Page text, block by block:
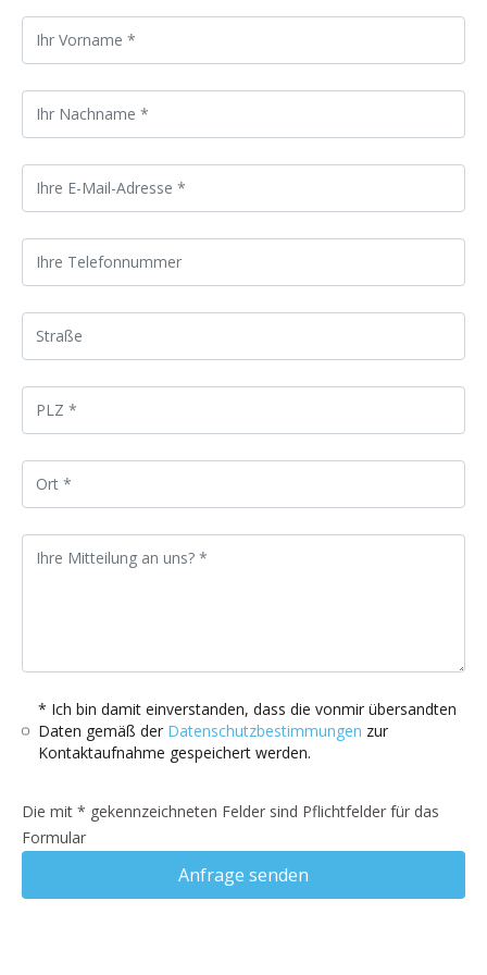
* Ich bin damit einverstanden, dass die vonmir übersandten
Daten gemäß der Datenschutzbestimmungen zur
Kontaktaufnahme gespeichert werden.
Die mit * gekennzeichneten Felder sind Pflichtfelder für das
Formular
Anfrage senden